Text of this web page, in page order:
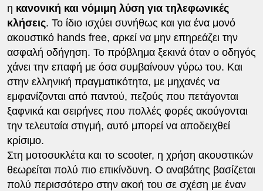
η κανονική και νόμιμη λύση για τηλεφωνικές
κλήσεις. Το ίδιο ισχύει συνήθως και για ένα μονό
ακουστικό hands free, αρκεί να μην επηρεάζει την
ασφαλή οδήγηση. Το πρόβλημα ξεκινά όταν ο οδηγός
χάνει την επαφή με όσα συμβαίνουν γύρω του. Και
στην ελληνική πραγματικότητα, με μηχανές να
εμφανίζονται από παντού, πεζούς που πετάγονται
ξαφνικά και σειρήνες που πολλές φορές ακούγονται
την τελευταία στιγμή, αυτό μπορεί να αποδειχθεί
κρίσιμο.
Στη μοτοσυκλέτα και το scooter, η χρήση ακουστικών
θεωρείται πολύ πιο επικίνδυνη. Ο αναβάτης βασίζεται
πολύ περισσότερο στην ακοή του σε σχέση με έναν